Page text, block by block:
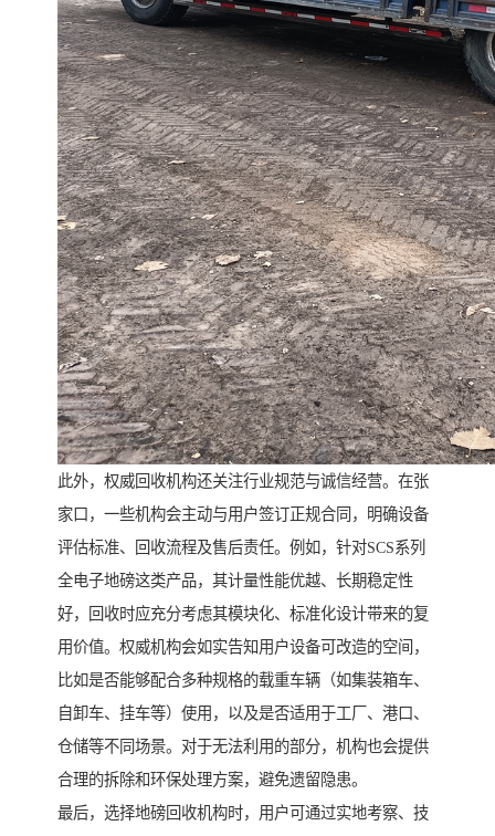
此外，权威回收机构还关注行业规范与诚信经营。在张
家口，一些机构会主动与用户签订正规合同，明确设备
评估标准、回收流程及售后责任。例如，针对SCS系列
全电子地磅这类产品，其计量性能优越、长期稳定性
好，回收时应充分考虑其模块化、标准化设计带来的复
用价值。权威机构会如实告知用户设备可改造的空间，
比如是否能够配合多种规格的载重车辆（如集装箱车、
自卸车、挂车等）使用，以及是否适用于工厂、港口、
仓储等不同场景。对于无法利用的部分，机构也会提供
合理的拆除和环保处理方案，避免遗留隐患。
最后，选择地磅回收机构时，用户可通过实地考察、技